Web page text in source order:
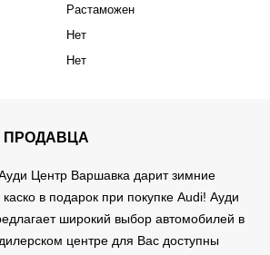
Растаможен
Нет
Нет
ПРОДАВЦА
Центр Варшавка дарит зимние
в подарок при покупке Audi! Ауди
широкий выбор автомобилей в
центре для Вас доступны